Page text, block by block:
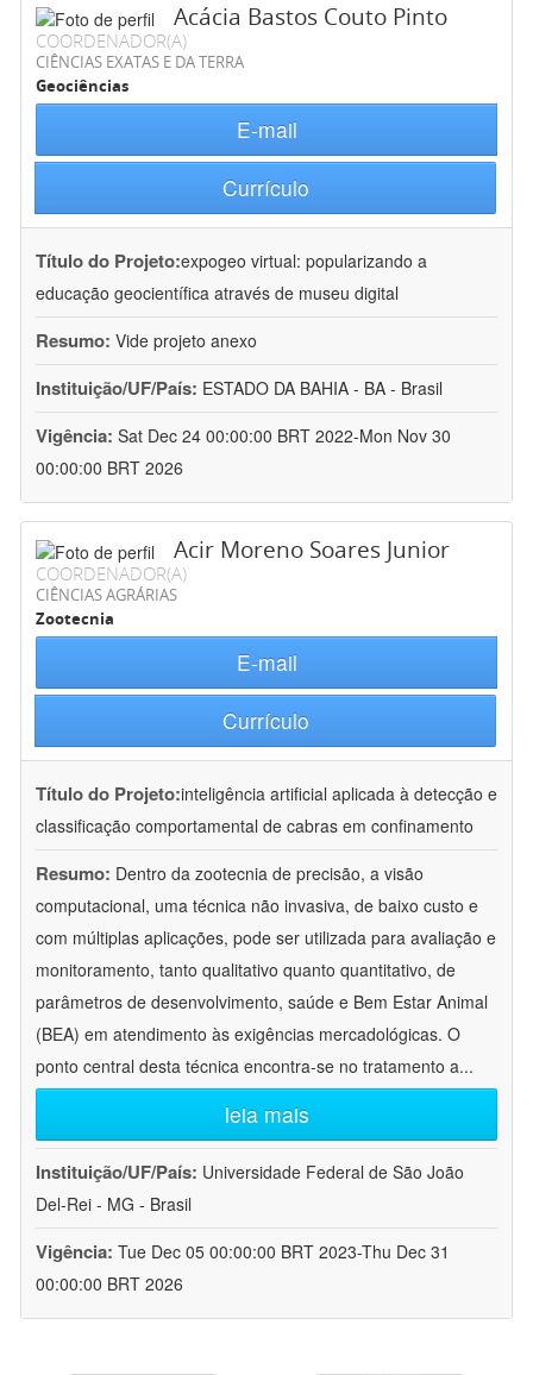
Acácia Bastos Couto Pinto
COORDENADOR(A)
CIÊNCIAS EXATAS E DA TERRA
Geociências
E-mail
Currículo
Título do Projeto:expogeo virtual: popularizando a
educação geocientífica através de museu digital
Resumo: Vide projeto anexo
Instituição/UF/País: ESTADO DA BAHIA - BA - Brasil
Vigência: Sat Dec 24 00:00:00 BRT 2022-Mon Nov 30
00:00:00 BRT 2026
Acir Moreno Soares Junior
COORDENADOR(A)
CIÊNCIAS AGRÁRIAS
Zootecnia
E-mail
Currículo
Título do Projeto:inteligência artificial aplicada à detecção e
classificação comportamental de cabras em confinamento
Resumo: Dentro da zootecnia de precisão, a visão
computacional, uma técnica não invasiva, de baixo custo e
com múltiplas aplicações, pode ser utilizada para avaliação e
monitoramento, tanto qualitativo quanto quantitativo, de
parâmetros de desenvolvimento, saúde e Bem Estar Animal
(BEA) em atendimento às exigências mercadológicas. O
ponto central desta técnica encontra-se no tratamento a...
leia mais
Instituição/UF/País: Universidade Federal de São João
Del-Rei - MG - Brasil
Vigência: Tue Dec 05 00:00:00 BRT 2023-Thu Dec 31
00:00:00 BRT 2026